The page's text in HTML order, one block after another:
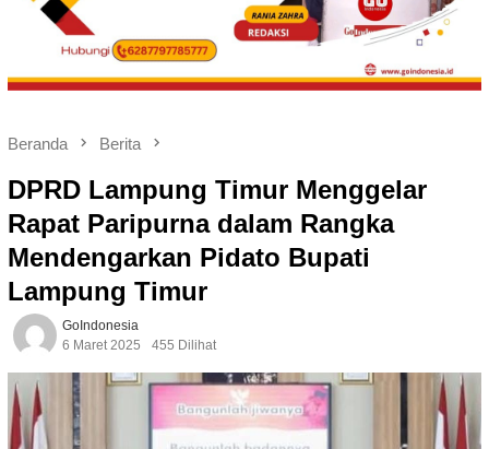
Beranda Berita
DPRD Lampung Timur Menggelar
Rapat Paripurna dalam Rangka
Mendengarkan Pidato Bupati
Lampung Timur
GoIndonesia
6 Maret 2025
455 Dilihat